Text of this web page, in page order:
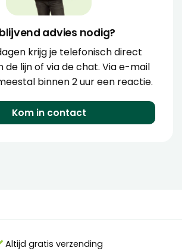
advies nodig?
krijg je telefonisch direct
de lijn of via de chat. Via e-mail
binnen 2 uur een reactie.
Kom in contact
Altijd gratis verzending